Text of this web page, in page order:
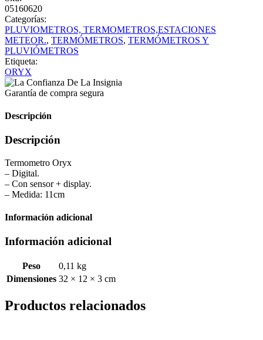
05160620
Categorías:
PLUVIOMETROS, TERMOMETROS,ESTACIONES
METEOR., TERMÓMETROS, TERMÓMETROS Y
PLUVIÓMETROS
Etiqueta:
ORYX
Garantía de compra segura
Descripción
Descripción
Termometro Oryx
– Digital.
– Con sensor + display.
– Medida: 11cm
Información adicional
Información adicional
Peso
0,11 kg
Dimensiones 32 × 12 × 3 cm
Productos relacionados